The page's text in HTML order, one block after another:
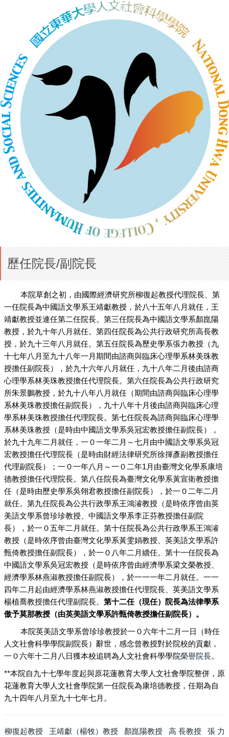
歷任院長/副院長
本院草創之初，由國際經濟研究所柳復起教授代理院長、第
一任院長為中國語文學系王靖獻教授，於八十五年八月就任，王
靖獻教授並連任第二任院長。第三任院長為中國語文學系顏崑陽
教授，於九十年八月就任。第四任院長為公共行政研究所高長教
授，於九十三年八月就任。第五任院長為歷史學系張力教授（九
十七年八月至九十八年一月期間由諮商與臨床心理學系林美珠教
授擔任副院長），於九十六年八月就任，九十八年二月後由諮商
心理學系林美珠教授擔任代理院長。第六任院長為公共行政研究
所朱景鵬教授，於九十八年八月就任（期間由諮商與臨床心理學
系林美珠教授擔任副院長），九十八年十月後由諮商與臨床心理
學系林美珠教授擔任代理院長。第七任院長為諮商與臨床心理學
系林美珠教授（是時由中國語文學系吳冠宏教授擔任副院長），
於九十九年二月就任，一０一年二月～七月由中國語文學系吳冠
宏教授擔任代理院長（是時由財經法律研究所徐揮彥副教授擔任
代理副院長）；一０一年八月～一０二年1月由臺灣文化學系康培
德教授擔任代理院長。第八任院長為臺灣文化學系黃宣衛教授擔
任（是時由歷史學系吳翎君教授擔任副院長），於一０二年二月
就任。第九任院長為公共行政學系王鴻濬教授（是時依序曾由英
美語文學系曾珍珍教授、中國語文學系李正芬教授擔任副院
長），於一０五年二月就任。第十任院長為公共行政學系王鴻濬
教授 （是時依序曾由臺灣文化學系黃雯娟教授、英美語文學系許
甄倚教授擔任副院長）
，於一０八年二月續任。第十一任院長為
中國語文學系吳冠宏教授 （是時依序曾由經濟學系梁文榮教授、
經濟學系林燕淑教授擔任副院長）
，於一一一年二月就任。一一
四年二月起由經濟學系林燕淑教授擔任代理院長、英美語文學系
楊植喬教授擔任代理副院長。 第十二任（現任） 院長為法律學系
傲予莫那教授 （由英美語文學系許甄倚教授擔任副院長）。
本院英美語文學系曾珍珍教授於一０六年十二月一日（時任
人文社會科學學院副院長）辭世，感念曾教授對於院校的貢獻，
一０六年十二月八日獲本校追聘為人文社會科學學院榮譽院長。
**本院自九十七學年度起與原花蓮教育大學人文社會學院整併，原
花蓮教育大學人文社會學院第一任院長為康培德教授，任期為自
九十四年八月至九十七年七月。
柳復起教授 王靖獻（楊牧）教授 顏崑陽教授 高 長教授
張 力